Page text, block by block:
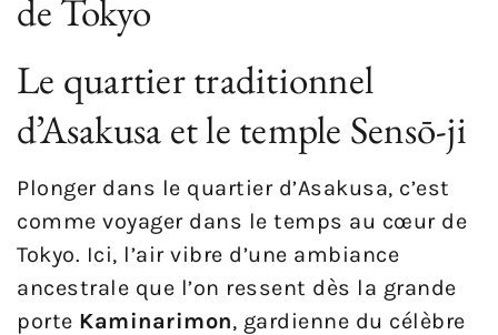
de Tokyo
Le quartier traditionnel
d’Asakusa et le temple Sensō-ji
Plonger dans le quartier d’Asakusa, c’est
comme voyager dans le temps au cœur de
Tokyo. Ici, l’air vibre d’une ambiance
ancestrale que l’on ressent dès la grande
porte Kaminarimon, gardienne du célèbre